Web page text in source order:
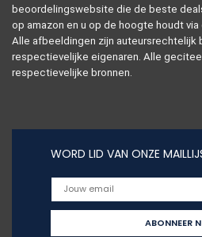
beoordelingswebsite die de beste
op amazon en u op de hoogte houdt
Alle afbeeldingen zijn auteursrechtelijk
respectievelijke eigenaren. Alle
respectievelijke bronnen.
WORD LID VAN ONZE